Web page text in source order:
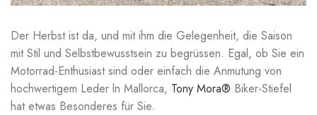
Der Herbst ist da, und mit ihm die Gelegenheit, die Saison
mit Stil und Selbstbewusstsein zu begrüssen. Egal, ob Sie ein
Motorrad-Enthusiast sind oder einfach die Anmutung von
hochwertigem Leder ln Mallorca, Tony Mora® Biker-Stiefel
hat etwas Besonderes für Sie.